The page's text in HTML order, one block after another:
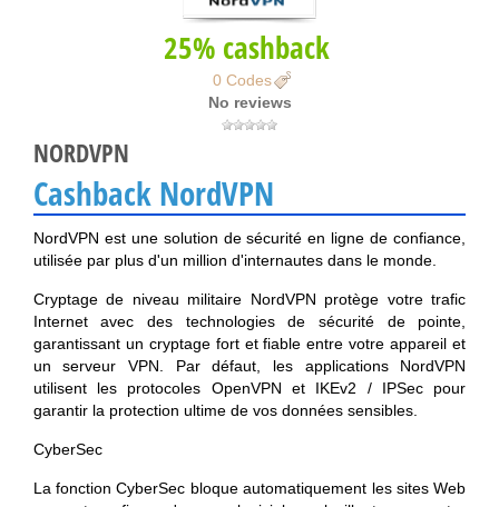
25% cashback
0 Codes
No reviews
NORDVPN
Cashback NordVPN
NordVPN est une solution de sécurité en ligne de confiance,
utilisée par plus d'un million d'internautes dans le monde.
Cryptage de niveau militaire NordVPN protège votre trafic
Internet avec des technologies de sécurité de pointe,
garantissant un cryptage fort et fiable entre votre appareil et
un serveur VPN. Par défaut, les applications NordVPN
utilisent les protocoles OpenVPN et IKEv2 / IPSec pour
garantir la protection ultime de vos données sensibles.
CyberSec
La fonction CyberSec bloque automatiquement les sites Web